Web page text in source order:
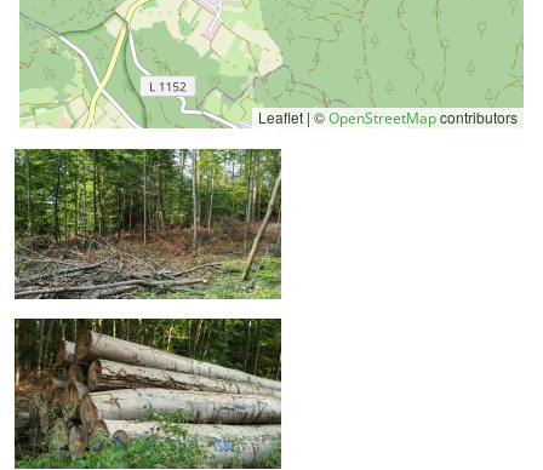
Leaflet | ©OpenStreetMapcontributors